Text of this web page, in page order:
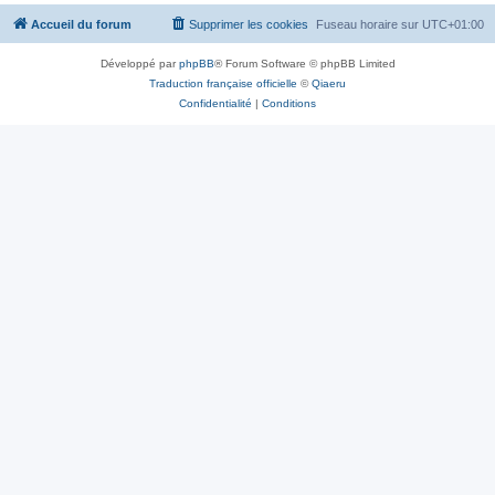
Accueil du forum Fuseau horaire sur UTC+01:00
Supprimer les cookies
Développé parphpBB® Forum Software © phpBB Limited
Traduction française officielle ©Qiaeru
Confidentialité | Conditions